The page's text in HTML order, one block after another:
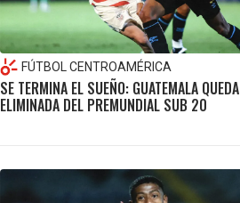
FÚTBOL CENTROAMÉRICA
SE TERMINA EL SUEÑO: GUATEMALA QUEDA
ELIMINADA DEL PREMUNDIAL SUB 20